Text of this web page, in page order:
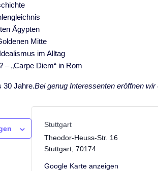
Ägypten
Mitte
im Alltag
„Carpe Diem“ in Rom
30 Jahre.Bei genug Interessenten eröffnen
Stuttgart
Theodor-Heuss-Str. 16
Stuttgart, 70174
Google Karte anzeigen